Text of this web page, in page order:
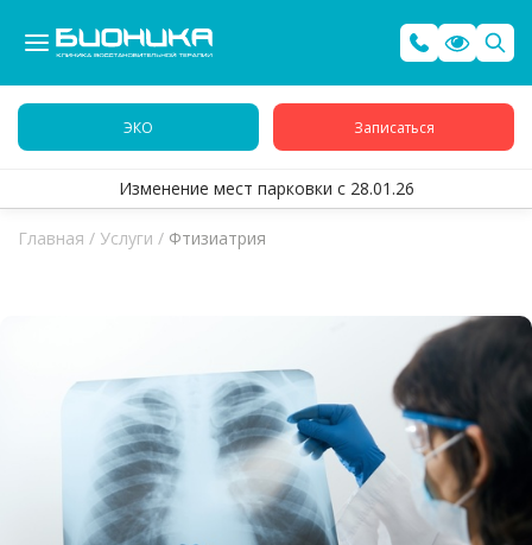
ЭКО Записаться
Изменение мест парковки с 28.01.26
Главная / Услуги / Фтизиатрия